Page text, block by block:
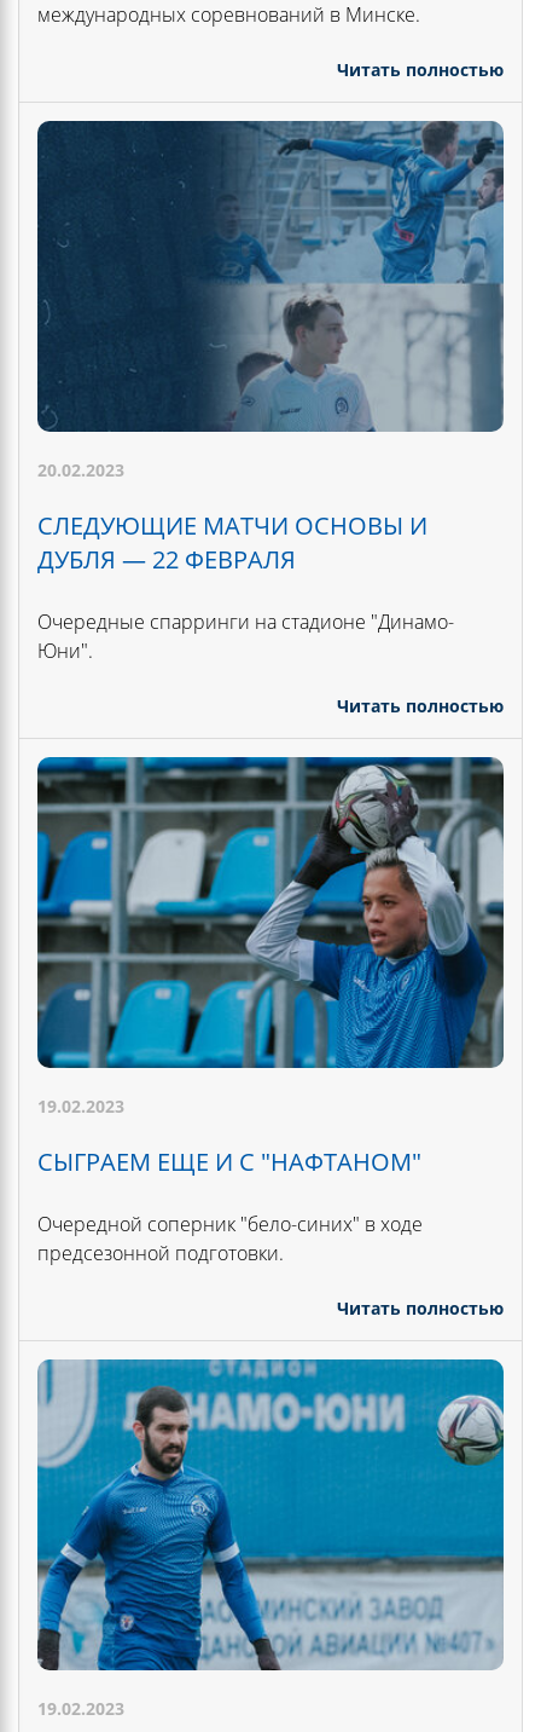
международных соревнований в Минске.
Читать полностью
20.02.2023
СЛЕДУЮЩИЕ МАТЧИ ОСНОВЫ И
ДУБЛЯ — 22 ФЕВРАЛЯ
Очередные спарринги на стадионе "Динамо-
Юни".
Читать полностью
19.02.2023
СЫГРАЕМ ЕЩЕ И С "НАФТАНОМ"
Очередной соперник "бело-синих" в ходе
предсезонной подготовки.
Читать полностью
19.02.2023